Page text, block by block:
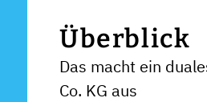
Überblick
Das macht ein
Co. KG aus